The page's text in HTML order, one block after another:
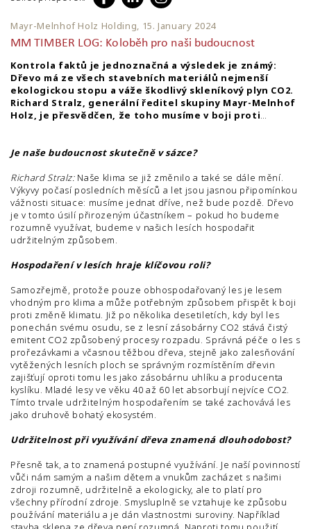
Mayr-Melnhof Holz Holding, 15. January 2024
MM TIMBER LOG: Koloběh pro naši budoucnost
Kontrola faktů je jednoznačná a výsledek je známý:
Dřevo má ze všech stavebních materiálů nejmenší
ekologickou stopu a váže škodlivý skleníkový plyn CO2.
Richard Stralz, generální ředitel skupiny Mayr-Melnhof
Holz, je přesvědčen, že toho musíme v boji proti
Je naše budoucnost skutečně v sázce?
Richard Stralz:Naše klima se již změnilo a také se dále mění.
Výkyvy počasí posledních měsíců a let jsou jasnou připomínkou
vážnosti situace: musíme jednat dříve, než bude pozdě. Dřevo
je v tomto úsilí přirozeným účastníkem – pokud ho budeme
rozumně využívat, budeme v našich lesích hospodařit
udržitelným způsobem.
Hospodaření v lesích hraje klíčovou roli?
Samozřejmě, protože pouze obhospodařovaný les je lesem
vhodným pro klima a může potřebným způsobem přispět k boji
proti změně klimatu. Již po několika desetiletích, kdy byl les
ponechán svému osudu, se z lesní zásobárny CO2 stává čistý
emitent CO2 způsobený procesy rozpadu. Správná péče o les s
prořezávkami a včasnou těžbou dřeva, stejně jako zalesňování
vytěžených lesních ploch se správným rozmístěním dřevin
zajišťují oproti tomu les jako zásobárnu uhlíku a producenta
kyslíku. Mladé lesy ve věku 40 až 60 let absorbují nejvíce CO2.
Tímto trvale udržitelným hospodařením se také zachovává les
jako druhově bohatý ekosystém.
Udržitelnost při využívání dřeva znamená dlouhodobost?
Přesně tak, a to znamená postupné využívání. Je naší povinností
vůči nám samým a našim dětem a vnukům zacházet s našimi
zdroji rozumně, udržitelně a ekologicky, ale to platí pro
všechny přírodní zdroje. Smysluplně se vztahuje ke způsobu
používání materiálu a je dán vlastnostmi suroviny. Například